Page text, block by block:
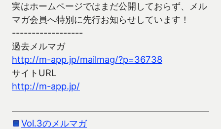
実はホームページではまだ公開しておらず、メル
マガ会員へ特別に先行お知らせしています！
------------------
過去メルマガ
http://m-app.jp/mailmag/?p=36738
サイトURL
http://m-app.jp/
Vol.3のメルマガ